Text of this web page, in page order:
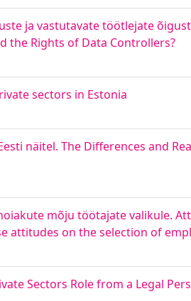
ja vastutavate töötlejate
the Rights of Data Controllers?
sectors in Estonia
näitel. The Differences and
mõju töötajate valikule.
attitudes on the selection of
Sectors Role from a Legal